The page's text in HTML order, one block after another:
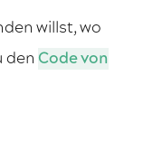
willst, wo
den Code von